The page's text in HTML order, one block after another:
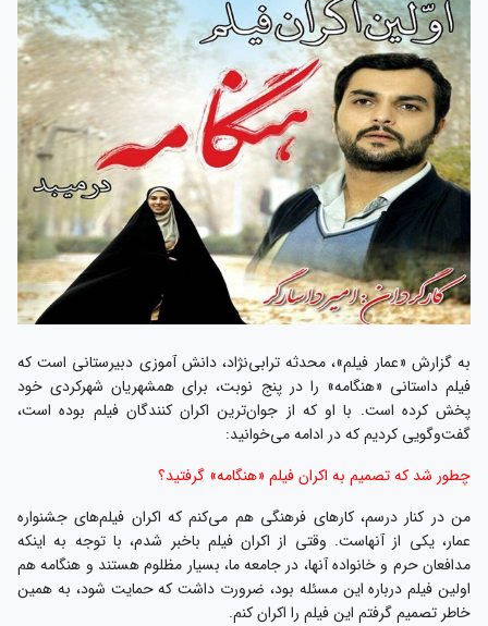
به گزارش «عمار فیلم»، محدثه ترابی‌نژاد، دانش آموزی دبیرستانی است که
فیلم داستانی «هنگامه» را در پنج نوبت، برای همشهریان شهرکردی‌ خود
پخش کرده است. با او که از جوان‌ترین اکران کنندگان فیلم بوده است،
گفت‌وگویی کردیم که در ادامه می‌خوانید:
چطور شد که تصمیم به اکران فیلم «هنگامه» گرفتید؟
من در کنار درسم، کارهای فرهنگی هم می‌کنم که اکران فیلم‌های جشنواره
عمار، یکی از آنهاست. وقتی از اکران فیلم باخبر شدم، با توجه به اینکه
مدافعان حرم و خانواده آنها، در جامعه ما، بسیار مظلوم هستند و هنگامه هم
اولین فیلم درباره این مسئله بود، ضرورت داشت که حمایت شود، به همین
خاطر تصمیم گرفتم این فیلم را اکران کنم.